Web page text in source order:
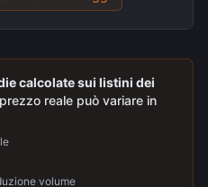
calcolate sui listini dei
reale può variare in
volume